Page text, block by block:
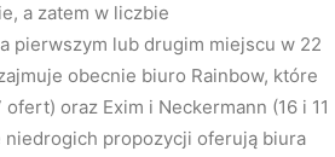
a zatem w liczbie
pierwszym lub drugim miejscu w 22
obecnie biuro Rainbow, które
oraz Exim i Neckermann (16 i 11
propozycji oferują biura